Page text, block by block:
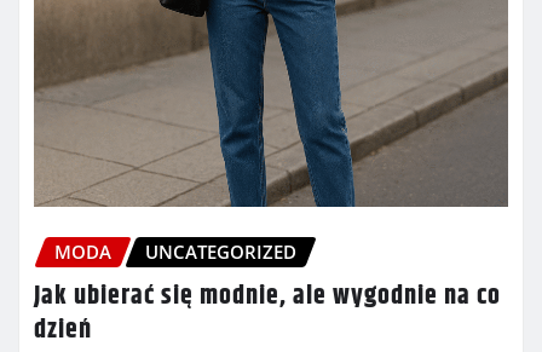
MODA UNCATEGORIZED
Jak ubierać się modnie, ale wygodnie na co
dzień